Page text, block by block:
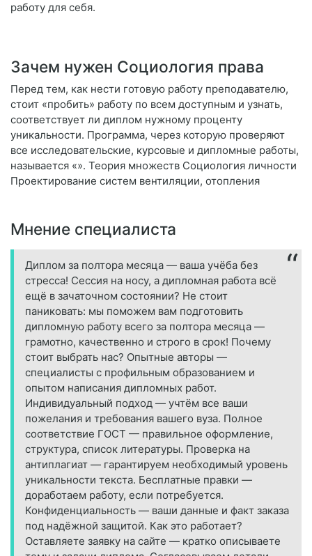
работу для себя.
Зачем нужен Социология права
Перед тем, как нести готовую работу преподавателю,
стоит «пробить» работу по всем доступным и узнать,
соответствует ли диплом нужному проценту
уникальности. Программа, через которую проверяют
все исследовательские, курсовые и дипломные работы,
называется «». Теория множеств Социология личности
Проектирование систем вентиляции, отопления
Мнение специалиста
Диплом за полтора месяца — ваша учёба без
стресса! Сессия на носу, а дипломная работа всё
ещё в зачаточном состоянии? Не стоит
паниковать: мы поможем вам подготовить
дипломную работу всего за полтора месяца —
грамотно, качественно и строго в срок! Почему
стоит выбрать нас? Опытные авторы —
специалисты с профильным образованием и
опытом написания дипломных работ.
Индивидуальный подход — учтём все ваши
пожелания и требования вашего вуза. Полное
соответствие ГОСТ — правильное оформление,
структура, список литературы. Проверка на
антиплагиат — гарантируем необходимый уровень
уникальности текста. Бесплатные правки —
доработаем работу, если потребуется.
Конфиденциальность — ваши данные и факт заказа
под надёжной защитой. Как это работает?
Оставляете заявку на сайте — кратко описываете